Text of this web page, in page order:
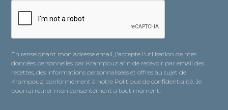
En renseignant mon adresse email, j'accepte l'utilisation de mes
données personnelles par Krampouz afin de recevoir par email des
recettes, des informations personnalisées et offres au sujet de
Krampouz, conformément à notre Politique de confidentialité. Je
pourrai retirer mon consentement à tout moment..